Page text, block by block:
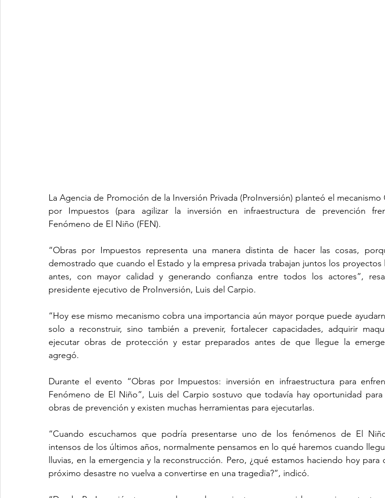
La Agencia de Promoción de la Inversión Privada (ProInversión) planteó el mecanismo
por Impuestos (para agilizar la inversión en infraestructura de prevención
Fenómeno de El Niño (FEN).
“Obras por Impuestos representa una manera distinta de hacer las cosas,
demostrado que cuando el Estado y la empresa privada trabajan juntos los proyectos
antes, con mayor calidad y generando confianza entre todos los actores”,
presidente ejecutivo de ProInversión, Luis del Carpio.
“Hoy ese mismo mecanismo cobra una importancia aún mayor porque puede
solo a reconstruir, sino también a prevenir, fortalecer capacidades, adquirir
ejecutar obras de protección y estar preparados antes de que llegue la
agregó.
Durante el evento “Obras por Impuestos: inversión en infraestructura para
Fenómeno de El Niño”, Luis del Carpio sostuvo que todavía hay oportunidad para
obras de prevención y existen muchas herramientas para ejecutarlas.
“Cuando escuchamos que podría presentarse uno de los fenómenos de El
intensos de los últimos años, normalmente pensamos en lo qué haremos cuando
lluvias, en la emergencia y la reconstrucción. Pero, ¿qué estamos haciendo hoy para
próximo desastre no vuelva a convertirse en una tragedia?”, indicó.